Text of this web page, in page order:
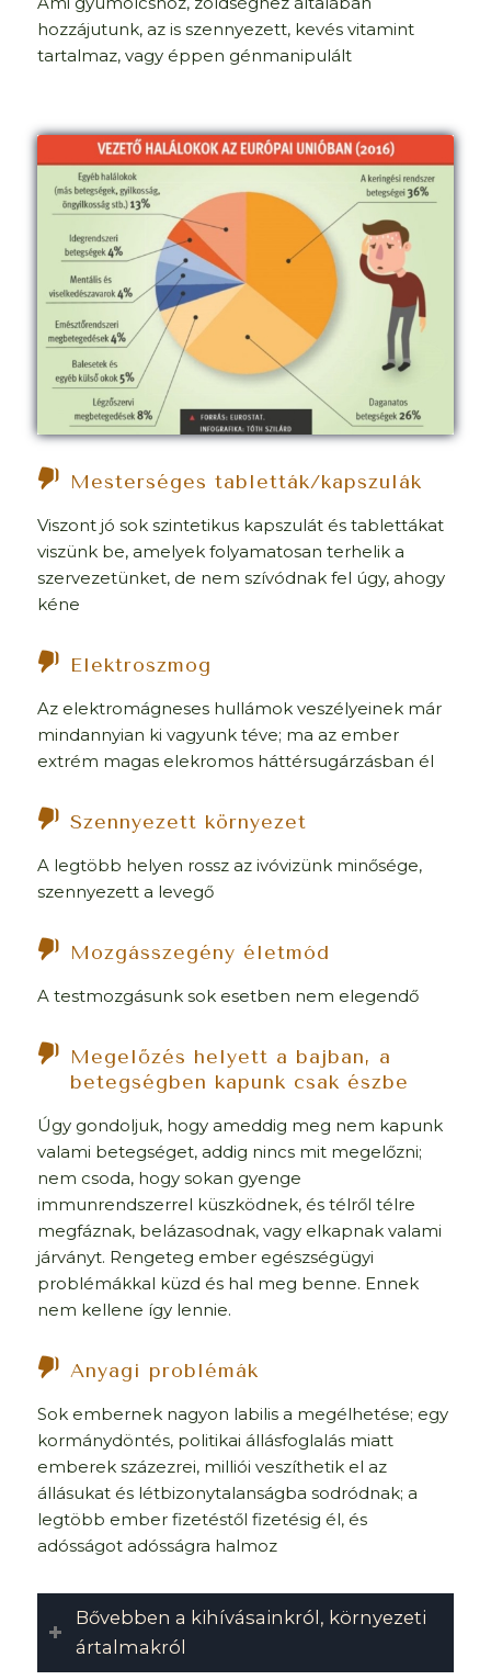
hozzájutunk, az is szennyezett, kevés vitamint
tartalmaz, vagy éppen génmanipulált
Mesterséges tabletták/kapszulák
Viszont jó sok szintetikus kapszulát és tablettákat
viszünk be, amelyek folyamatosan terhelik a
szervezetünket, de nem szívódnak fel úgy, ahogy
kéne
Elektroszmog
Az elektromágneses hullámok veszélyeinek már
mindannyian ki vagyunk téve; ma az ember
extrém magas elekromos háttérsugárzásban él
Szennyezett környezet
A legtöbb helyen rossz az ivóvizünk minősége,
szennyezett a levegő
Mozgásszegény életmód
A testmozgásunk sok esetben nem elegendő
Megelőzés helyett a bajban, a
betegségben kapunk csak észbe
Úgy gondoljuk, hogy ameddig meg nem kapunk
valami betegséget, addig nincs mit megelőzni;
nem csoda, hogy sokan gyenge
immunrendszerrel küszködnek, és télről télre
megfáznak, belázasodnak, vagy elkapnak valami
járványt. Rengeteg ember egészségügyi
problémákkal küzd és hal meg benne. Ennek
nem kellene így lennie.
Anyagi problémák
Sok embernek nagyon labilis a megélhetése; egy
kormánydöntés, politikai állásfoglalás miatt
emberek százezrei, milliói veszíthetik el az
állásukat és létbizonytalanságba sodródnak; a
legtöbb ember fizetéstől fizetésig él, és
adósságot adósságra halmoz
Bővebben a kihívásainkról, környezeti
ártalmakról